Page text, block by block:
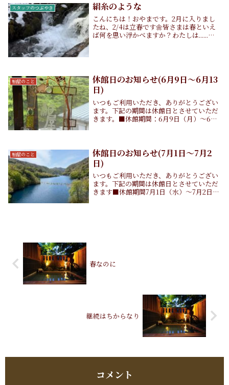
スタッフのつぶやき 絹糸のような
こんにちは！おやまです。2月に入りまし
たね、2/4は立春です🌼皆さまは春といえ
ば何を思い浮かべますか？わたしは......今
柏屋のこと
休館日のお知らせ(6月9日～6月13
日)
いつもご利用いただき、ありがとうござい
ます。下記の期間は休館日とさせていただ
きます。■休館期間：6月9日（月）〜6月
柏屋のこと
休館日のお知らせ(7月1日～7月2
日)
いつもご利用いただき、ありがとうござい
ます。下記の期間は休館日とさせていただ
きます■休館期間7月1日（水）～7月2日
春なのに
継続はちからなり
コメント